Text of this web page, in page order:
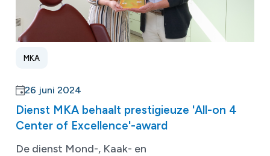
MKA
26 juni 2024
Dienst MKA behaalt prestigieuze 'All-on 4
Center of Excellence'-award
De dienst Mond-, Kaak- en